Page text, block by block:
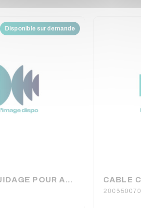
Disponible sur demande
PATIN DE GUIDAGE POUR ALT400C ASD
200650070